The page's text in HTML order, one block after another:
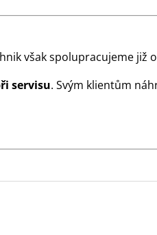
však spolupracujeme již
servisu. Svým klientům